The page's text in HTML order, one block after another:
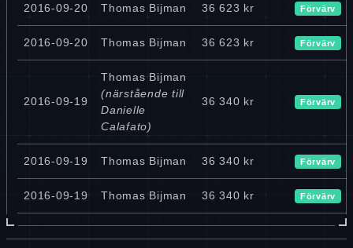
2016-09-20 Thomas Bijman 36 623 kr Förvärv
2016-09-20 Thomas Bijman 36 623 kr Förvärv
2016-09-19
Thomas Bijman
(närstående till
Danielle
Calafato)
36 340 kr Förvärv
2016-09-19 Thomas Bijman 36 340 kr Förvärv
2016-09-19 Thomas Bijman 36 340 kr Förvärv